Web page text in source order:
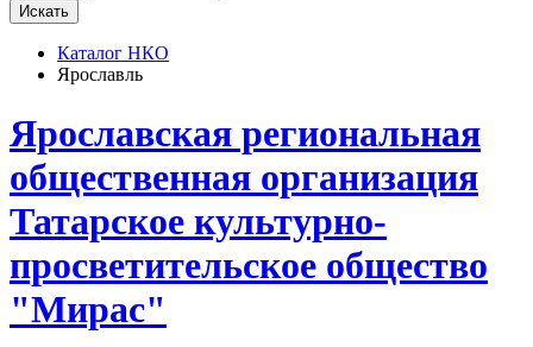
Каталог НКО
Ярославль
Ярославская региональная
общественная организация
Татарское культурно-
просветительское общество
"Мирас"